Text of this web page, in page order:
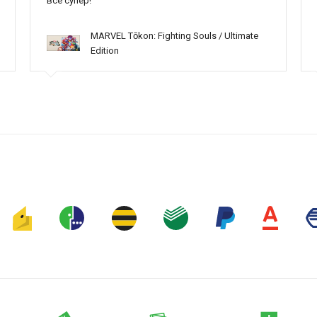
MARVEL Tōkon: Fighting Souls / Ultimate
Edition